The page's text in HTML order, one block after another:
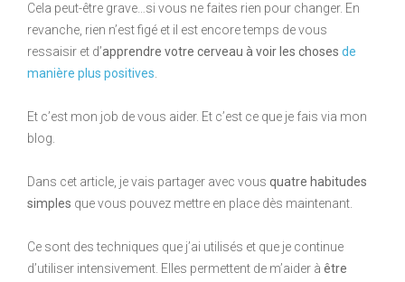
Cela peut-être grave…si vous ne faites rien pour changer. En
revanche, rien n’est figé et il est encore temps de vous
ressaisir et d’apprendre votre cerveau à voir les choses de
manière plus positives
Et c’est mon job de vous aider. Et c’est ce que je fais via mon
blog.
Dans cet article, je vais partager avec vous quatre habitudes
simples que vous pouvez mettre en place dès maintenant.
Ce sont des techniques que j’ai utilisés et que je continue
d’utiliser intensivement. Elles permettent de m’aider à être